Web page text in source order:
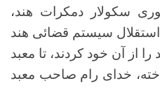
سکولار دمکرات هند،
سیستم قضائی هند
از آن خود کردند، تا معبد
خدای رام صاحب معبد